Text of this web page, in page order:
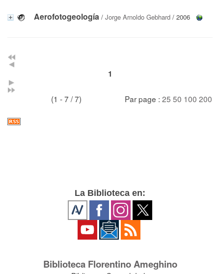
Aerofotogeología / Jorge Arnoldo Gebhard / 2006
1
(1 - 7 / 7) Par page : 25 50 100 200
La Biblioteca en:
Biblioteca Florentino Ameghino